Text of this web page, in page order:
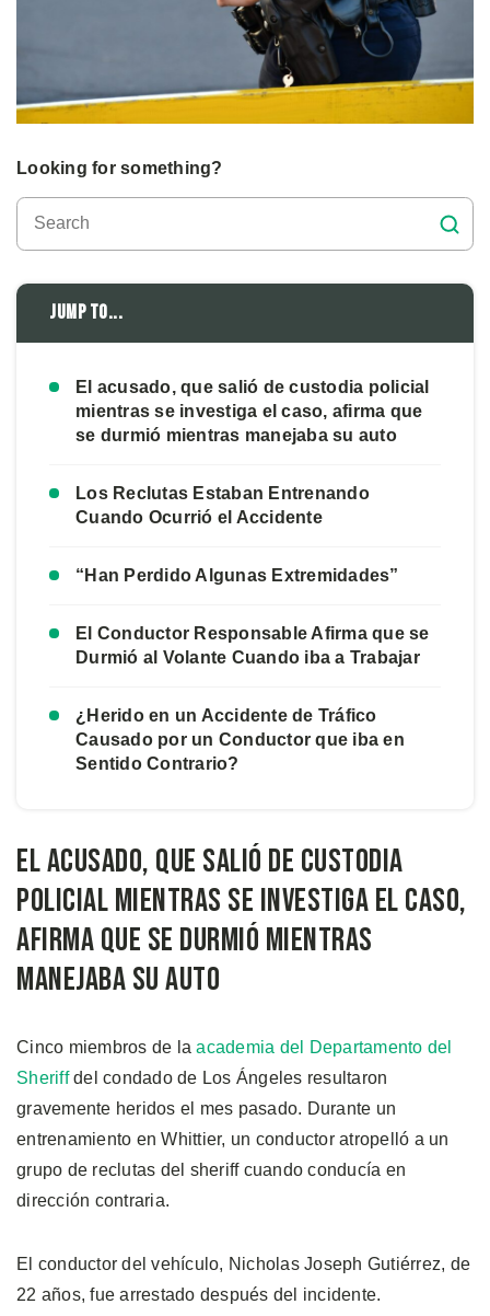
Looking for something?
Jump to...
El acusado, que salió de custodia policial
mientras se investiga el caso, afirma que
se durmió mientras manejaba su auto
Los Reclutas Estaban Entrenando
Cuando Ocurrió el Accidente
“Han Perdido Algunas Extremidades”
El Conductor Responsable Afirma que se
Durmió al Volante Cuando iba a Trabajar
¿Herido en un Accidente de Tráfico
Causado por un Conductor que iba en
Sentido Contrario?
El acusado, que salió de custodia
policial mientras se investiga el caso,
afirma que se durmió mientras
manejaba su auto
Cinco miembros de laacademia del Departamento del
Sheriffdel condado de Los Ángeles resultaron
gravemente heridos el mes pasado. Durante un
entrenamiento en Whittier, un conductor atropelló a un
grupo de reclutas del sheriff cuando conducía en
dirección contraria.
El conductor del vehículo, Nicholas Joseph Gutiérrez, de
22 años, fue arrestado después del incidente.